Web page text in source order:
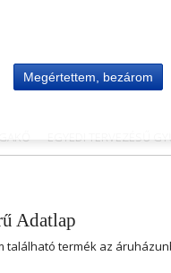
EGYEDI TERVEZÉSŰ
Adatlap
található termék az
Megértettem, bezárom